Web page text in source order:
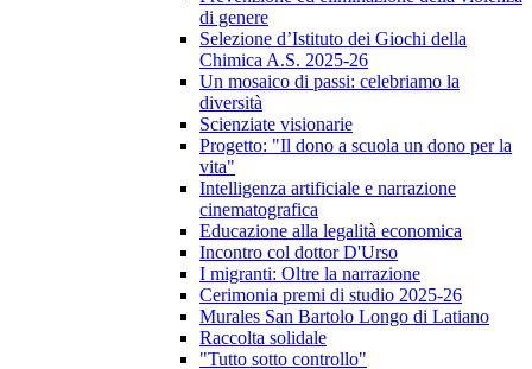
di genere
Selezione d’Istituto dei Giochi della
Chimica A.S. 2025-26
Un mosaico di passi: celebriamo la
diversità
Scienziate visionarie
Progetto: "Il dono a scuola un dono per la
vita"
Intelligenza artificiale e narrazione
cinematografica
Educazione alla legalità economica
Incontro col dottor D'Urso
I migranti: Oltre la narrazione
Cerimonia premi di studio 2025-26
Murales San Bartolo Longo di Latiano
Raccolta solidale
"Tutto sotto controllo"